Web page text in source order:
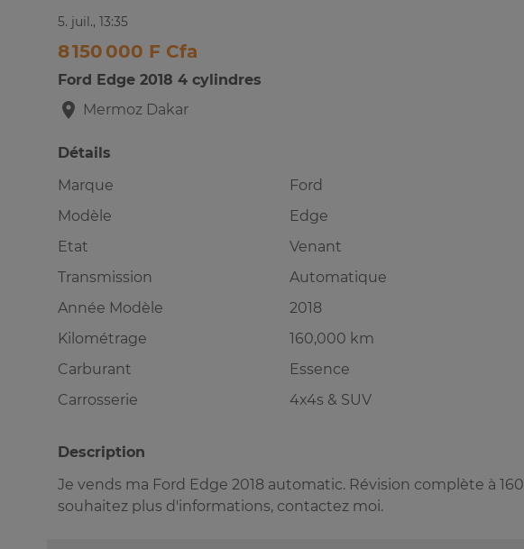
5. juil., 13:35
8 150 000 F Cfa
Ford Edge 2018 4 cylindres
Mermoz Dakar
Détails
Marque
Ford
Modèle
Edge
Etat
Venant
Transmission
Automatique
Année Modèle
2018
Kilométrage
160,000 km
Carburant
Essence
Carrosserie
4x4s & SUV
Description
Je vends ma Ford Edge 2018 automatic. Révision complète à
souhaitez plus d'informations, contactez moi.